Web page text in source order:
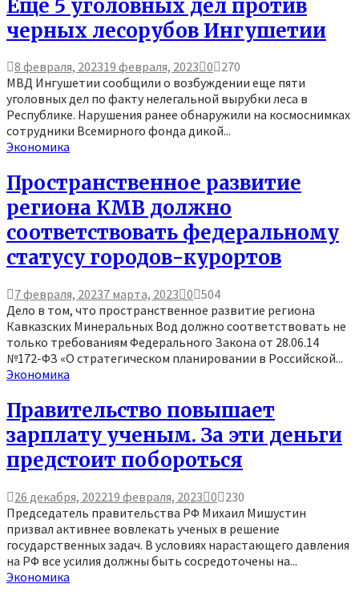
Еще 5 уголовных дел против
черных лесорубов Ингушетии
8 февраля, 202319 февраля, 2023 0 270
МВД Ингушетии сообщили о возбуждении еще пяти
уголовных дел по факту нелегальной вырубки леса в
Республике. Нарушения ранее обнаружили на космоснимках
сотрудники Всемирного фонда дикой...
Экономика
Пространственное развитие
региона КМВ должно
соответствовать федеральному
статусу городов-курортов
7 февраля, 20237 марта, 2023 0 504
Дело в том, что пространственное развитие региона
Кавказских Минеральных Вод должно соответствовать не
только требованиям Федерального Закона от 28.06.14
№172-ФЗ «О стратегическом планировании в Российской...
Экономика
Правительство повышает
зарплату ученым. За эти деньги
предстоит побороться
26 декабря, 202219 февраля, 2023 0 230
Председатель правительства РФ Михаил Мишустин
призвал активнее вовлекать ученых в решение
государственных задач. В условиях нарастающего давления
на РФ все усилия должны быть сосредоточены на...
Экономика